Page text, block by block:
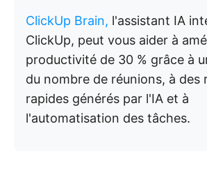
ClickUp Brain, l'assistant IA
ClickUp, peut vous aider à
productivité de 30 % grâce à
du nombre de réunions, à des
rapides générés par l'IA et à
l'automatisation des tâches.